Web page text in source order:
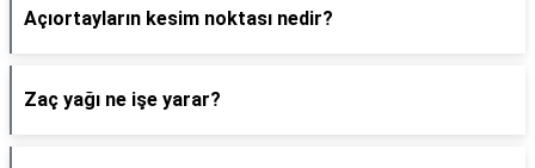
Açıortayların kesim noktası nedir?
Zaç yağı ne işe yarar?